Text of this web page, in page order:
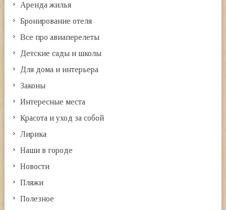
Аренда жилья
Бронирование отеля
Все про авиаперелеты
Детские сады и школы
Для дома и интерьера
Законы
Интересные места
Красота и уход за собой
Лирика
Наши в городе
Новости
Пляжи
Полезное